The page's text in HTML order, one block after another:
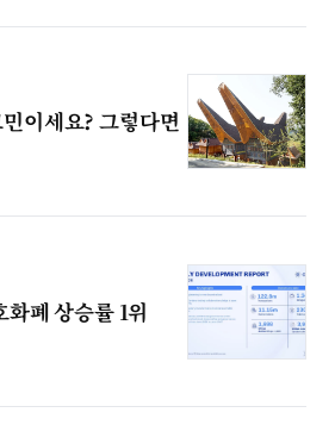
이세요? 그렇다면
폐 상승률 1위